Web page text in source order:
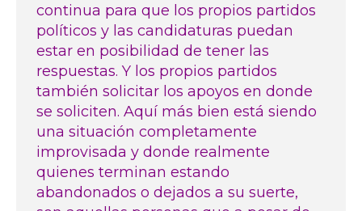
continua para que los propios partidos
políticos y las candidaturas puedan
estar en posibilidad de tener las
respuestas. Y los propios partidos
también solicitar los apoyos en donde
se soliciten. Aquí más bien está siendo
una situación completamente
improvisada y donde realmente
quienes terminan estando
abandonados o dejados a su suerte,